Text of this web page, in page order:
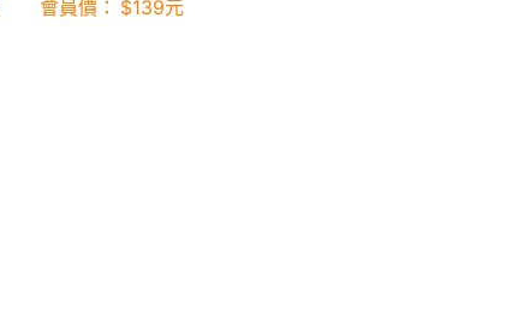
會員價： $139元